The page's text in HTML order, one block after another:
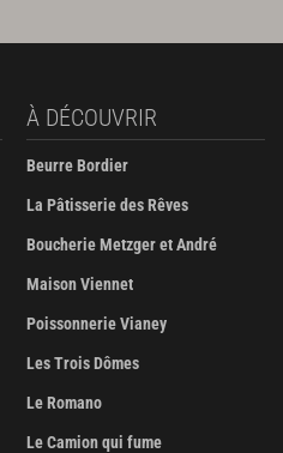
À DÉCOUVRIR
Beurre Bordier
La Pâtisserie des Rêves
Boucherie Metzger et André
Maison Viennet
Poissonnerie Vianey
Les Trois Dômes
Le Romano
Le Camion qui fume